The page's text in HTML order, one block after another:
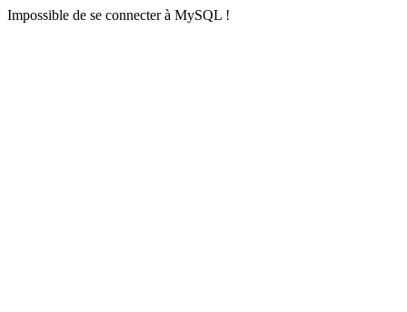
Impossible de se connecter à MySQL !